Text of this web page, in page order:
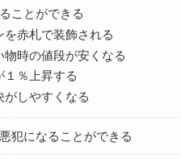
ことができる
赤札で装飾される
時の値段が安くなる
１％上昇する
しやすくなる
犯になることができる